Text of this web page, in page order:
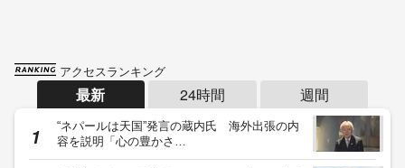
アクセスランキング
最新 24時間 週間
“ネパールは天国”発言の蔵内氏 海外出張の内
容を説明「心の豊かさ…